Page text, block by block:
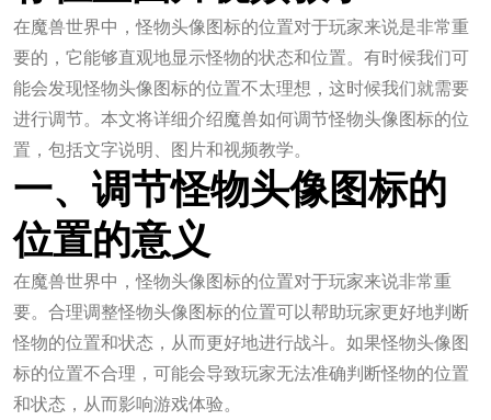
在魔兽世界中，怪物头像图标的位置对于玩家来说是非常重
要的，它能够直观地显示怪物的状态和位置。有时候我们可
能会发现怪物头像图标的位置不太理想，这时候我们就需要
进行调节。本文将详细介绍魔兽如何调节怪物头像图标的位
置，包括文字说明、图片和视频教学。
一、调节怪物头像图标的
位置的意义
在魔兽世界中，怪物头像图标的位置对于玩家来说非常重
要。合理调整怪物头像图标的位置可以帮助玩家更好地判断
怪物的位置和状态，从而更好地进行战斗。如果怪物头像图
标的位置不合理，可能会导致玩家无法准确判断怪物的位置
和状态，从而影响游戏体验。